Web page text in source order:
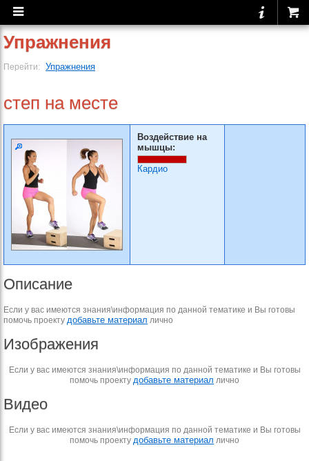
Упражнения
Перейти: Упражнения
степ на месте
Воздействие на
мышцы:
Кардио
Описание
Если у вас имеются знания\информация по данной тематике и Вы готовы
помочь проекту добавьте материал лично
Изображения
Если у вас имеются знания\информация по данной тематике и Вы готовы
помочь проекту добавьте материал лично
Видео
Если у вас имеются знания\информация по данной тематике и Вы готовы
помочь проекту добавьте материал лично